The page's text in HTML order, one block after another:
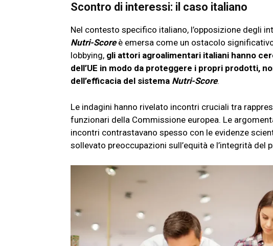
Scontro di interessi: il caso italiano
Nel contesto specifico italiano, l’opposizione degli
Nutri-Scoreè emersa come un ostacolo
lobbying, gli attori agroalimentari italiani hanno
dell’UE in modo da proteggere i propri prodotti,
dell’efficacia del sistema Nutri-Score.
Le indagini hanno rivelato incontri cruciali tra
funzionari della Commissione europea. Le
incontri contrastavano spesso con le evidenze
sollevato preoccupazioni sull’equità e l’integrità del